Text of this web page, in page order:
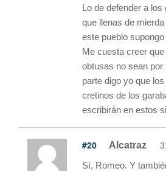
Lo de defender a
que llenas de
este pueblo
Me cuesta creer
obtusas no sean
parte digo yo que
cretinos de los
escribirán en estos
#20 Alcatraz
Sí, Romeo. Y